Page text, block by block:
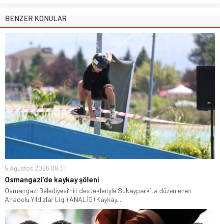
BENZER KONULAR
5 Ağustos 2026 09:31
Osmangazi’de kaykay şöleni
Osmangazi Belediyesi’nin destekleriyle Sukaypark’ta düzenlenen
Anadolu Yıldızlar Ligi (ANALİG) Kaykay...